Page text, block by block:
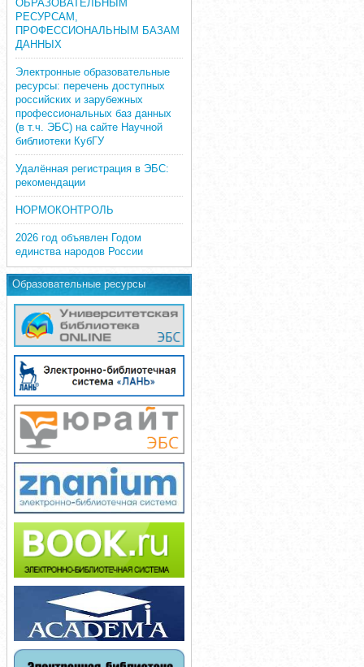
ОБРАЗОВАТЕЛЬНЫМ
РЕСУРСАМ,
ПРОФЕССИОНАЛЬНЫМ БАЗАМ
ДАННЫХ
Электронные образовательные
ресурсы: перечень доступных
российских и зарубежных
профессиональных баз данных
(в т.ч. ЭБС) на сайте Научной
библиотеки КубГУ
Удалённая регистрация в ЭБС:
рекомендации
НОРМОКОНТРОЛЬ
2026 год объявлен Годом
единства народов России
Образовательные ресурсы